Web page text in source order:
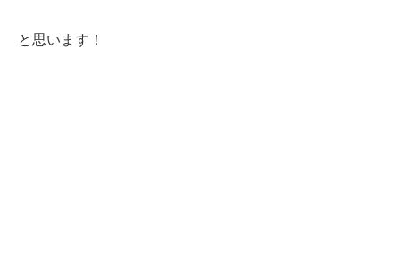
と思います！